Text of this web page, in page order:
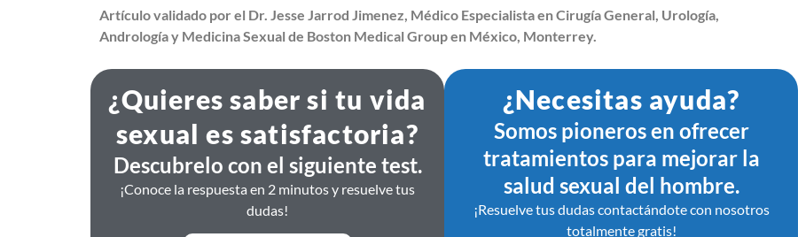
Artículo validado por el Dr. Jesse Jarrod Jimenez, Médico Especialista en Cirugía General, Urología,
Andrología y Medicina Sexual de Boston Medical Group en México, Monterrey.
¿Quieres saber si tu vida
sexual es satisfactoria?
Descubrelo con el siguiente test.
¡Conoce la respuesta en 2 minutos y resuelve tus
dudas!
¿Necesitas ayuda?
Somos pioneros en ofrecer
tratamientos para mejorar la
salud sexual del hombre.
¡Resuelve tus dudas contactándote con nosotros
totalmente gratis!